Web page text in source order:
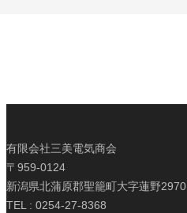
有限会社三美電気商会
〒959-0124
新潟県北蒲原郡聖籠町大字蓮野2970
TEL : 0254-27-8368